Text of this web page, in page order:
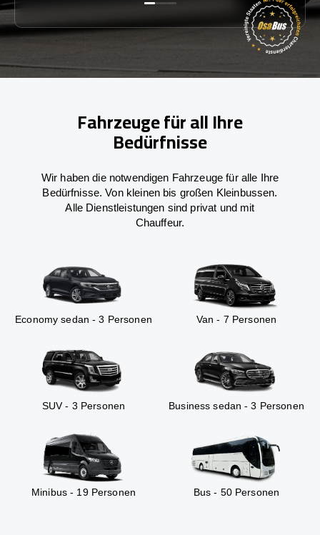
Fahrzeuge für all Ihre
Bedürfnisse
Wir haben die notwendigen Fahrzeuge für alle Ihre
Bedürfnisse. Von kleinen bis großen Kleinbussen.
Alle Dienstleistungen sind privat und mit
Chauffeur.
Economy sedan - 3 Personen Van - 7 Personen
SUV - 3 Personen Business sedan - 3 Personen
Minibus - 19 Personen Bus - 50 Personen